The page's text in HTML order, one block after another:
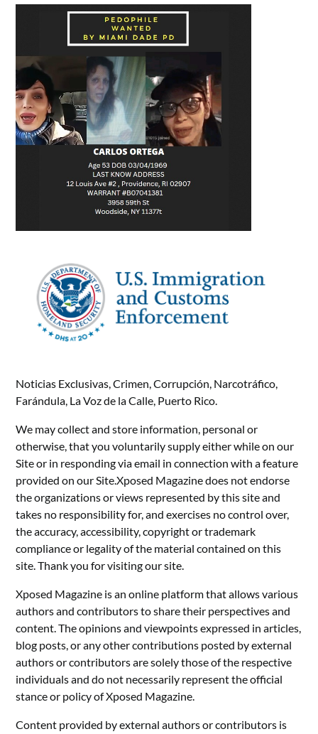
Noticias Exclusivas, Crimen, Corrupción, Narcotráfico,
Farándula, La Voz de la Calle, Puerto Rico.
We may collect and store information, personal or
otherwise, that you voluntarily supply either while on our
Site or in responding via email in connection with a feature
provided on our Site.Xposed Magazine does not endorse
the organizations or views represented by this site and
takes no responsibility for, and exercises no control over,
the accuracy, accessibility, copyright or trademark
compliance or legality of the material contained on this
site. Thank you for visiting our site.
Xposed Magazine is an online platform that allows various
authors and contributors to share their perspectives and
content. The opinions and viewpoints expressed in articles,
blog posts, or any other contributions posted by external
authors or contributors are solely those of the respective
individuals and do not necessarily represent the official
stance or policy of Xposed Magazine.
Content provided by external authors or contributors is